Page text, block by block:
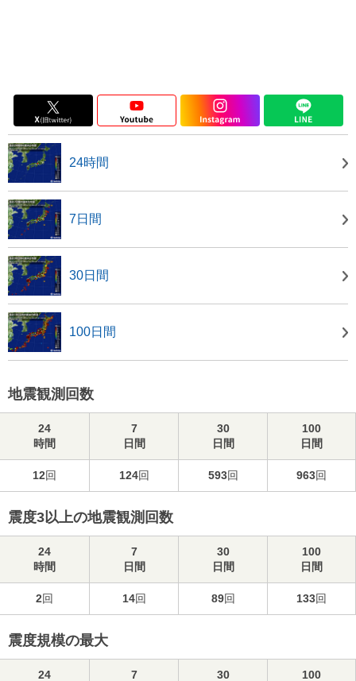
24時間
7日間
30日間
100日間
地震観測回数
24
時間
7
日間
30
日間
100
日間
12回 124回 593回 963回
震度3以上の地震観測回数
24
時間
7
日間
30
日間
100
日間
2回 14回 89回 133回
震度規模の最大
24
7
30
100